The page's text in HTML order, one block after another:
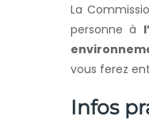
La
personne à
vous ferez
Infos